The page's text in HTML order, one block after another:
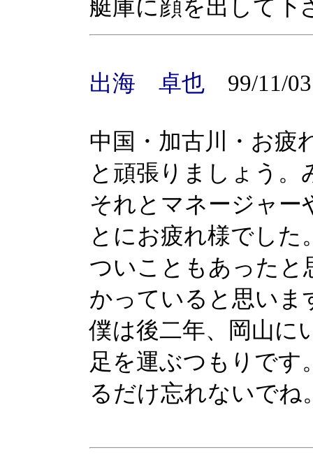
艇庫に顔を出して下
出海 卓也 99/11/
中国・加古川・お疲
と頑張りましょう
それとマネージャー
とにお疲れ様でし
ついこともあったと
かっていると思いま
僕は後二年、岡山に
足を運ぶつもりで
るだけ忘れないでね